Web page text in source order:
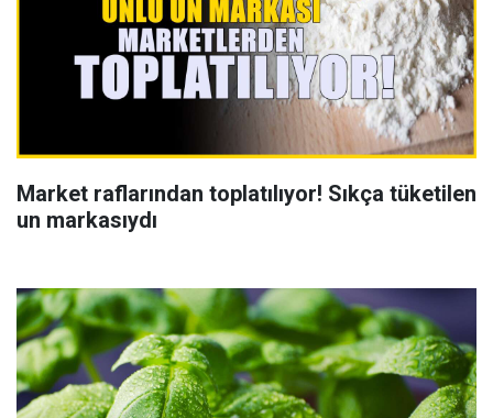
Market raflarından toplatılıyor! Sıkça tüketilen
un markasıydı